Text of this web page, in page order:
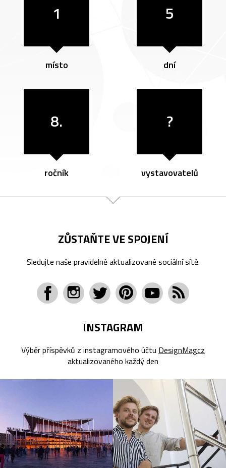
1
místo
5
dní
8.
ročník
?
vystavovatelů
ZŮSTAŇTE VE SPOJENÍ
Sledujte naše pravidelně aktualizované sociální sítě.
INSTAGRAM
Výběr příspěvků z instagramového účtu DesignMagcz
aktualizovaného každý den